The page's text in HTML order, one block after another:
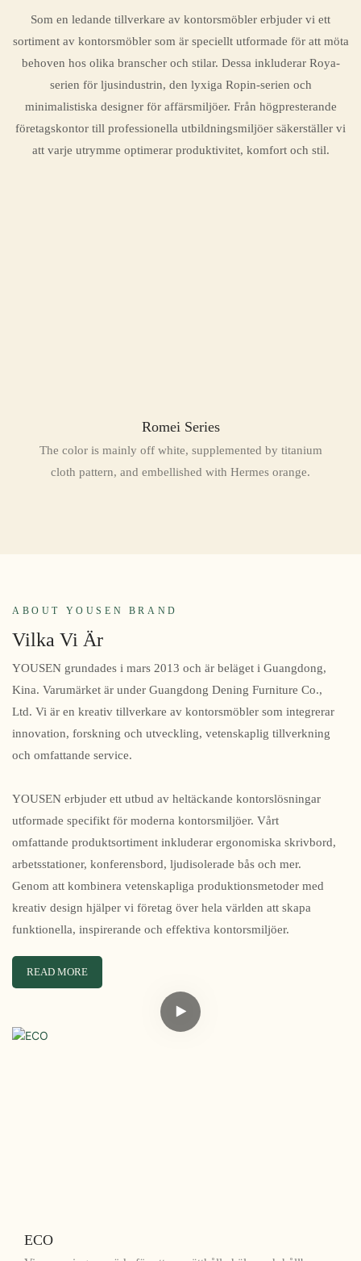
Som en ledande tillverkare av kontorsmöbler erbjuder vi ett
sortiment av kontorsmöbler som är speciellt utformade för att möta
behoven hos olika branscher och stilar. Dessa inkluderar Roya-
serien för ljusindustrin, den lyxiga Ropin-serien och
minimalistiska designer för affärsmiljöer. Från högpresterande
företagskontor till professionella utbildningsmiljöer säkerställer vi
att varje utrymme optimerar produktivitet, komfort och stil.
Romei Series
The color is mainly off white, supplemented by titanium
cloth pattern, and embellished with Hermes orange.
ABOUT YOUSEN BRAND
Vilka Vi Är
YOUSEN grundades i mars 2013 och är beläget i Guangdong,
Kina. Varumärket är under Guangdong Dening Furniture Co.,
Ltd. Vi är en kreativ tillverkare av kontorsmöbler som integrerar
innovation, forskning och utveckling, vetenskaplig tillverkning
och omfattande service.
YOUSEN erbjuder ett utbud av heltäckande kontorslösningar
utformade specifikt för moderna kontorsmiljöer. Vårt
omfattande produktsortiment inkluderar ergonomiska skrivbord,
arbetsstationer, konferensbord, ljudisolerade bås och mer.
Genom att kombinera vetenskapliga produktionsmetoder med
kreativ design hjälper vi företag över hela världen att skapa
funktionella, inspirerande och effektiva kontorsmiljöer.
READ MORE
ECO